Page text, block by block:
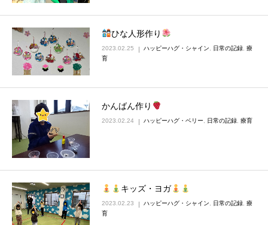
ひな人形作り
2023.02.25 ハッピーハグ・シャイン 日常の記録 療
育
かんばん作り
2023.02.24 ハッピーハグ・ベリー 日常の記録 療育
キッズ・ヨガ
2023.02.23 ハッピーハグ・シャイン 日常の記録 療
育